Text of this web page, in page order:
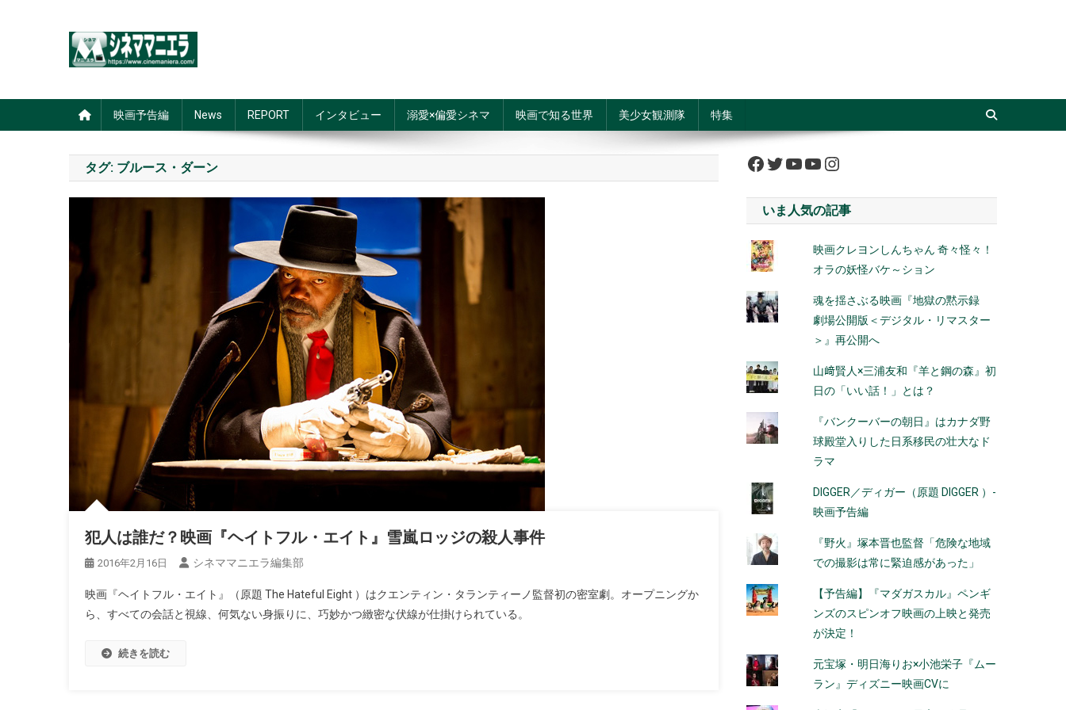
映画予告編 News REPORT インタビュー 溺愛×偏愛シネマ 映画で知る世界 美少女観測隊 特集
タグ: ブルース・ダーン
犯人は誰だ？映画『ヘイトフル・エイト』雪嵐ロッジの殺人事件
2016年2月16日 シネママニエラ編集部
映画『ヘイトフル・エイト』（原題 The Hateful Eight ）はクエンティン・タランティーノ監督初の密室劇。オープニングか
ら、すべての会話と視線、何気ない身振りに、巧妙かつ緻密な伏線が仕掛けられている。
続きを読む
Facebook
Twitter
YouTube
YouTube
Instagram
いま人気の記事
映画クレヨンしんちゃん 奇々怪々！
オラの妖怪バケ～ション
魂を揺さぶる映画『地獄の黙示録
劇場公開版＜デジタル・リマスター
＞』再公開へ
山﨑賢人×三浦友和『羊と鋼の森』初
日の「いい話！」とは？
『バンクーバーの朝日』はカナダ野
球殿堂入りした日系移民の壮大なド
ラマ
DIGGER／ディガー（原題 DIGGER ）-
映画予告編
『野火』塚本晋也監督「危険な地域
での撮影は常に緊迫感があった」
【予告編】『マダガスカル』ペンギ
ンズのスピンオフ映画の上映と発売
が決定！
元宝塚・明日海りお×小池栄子『ムー
ラン』ディズニー映画CVに